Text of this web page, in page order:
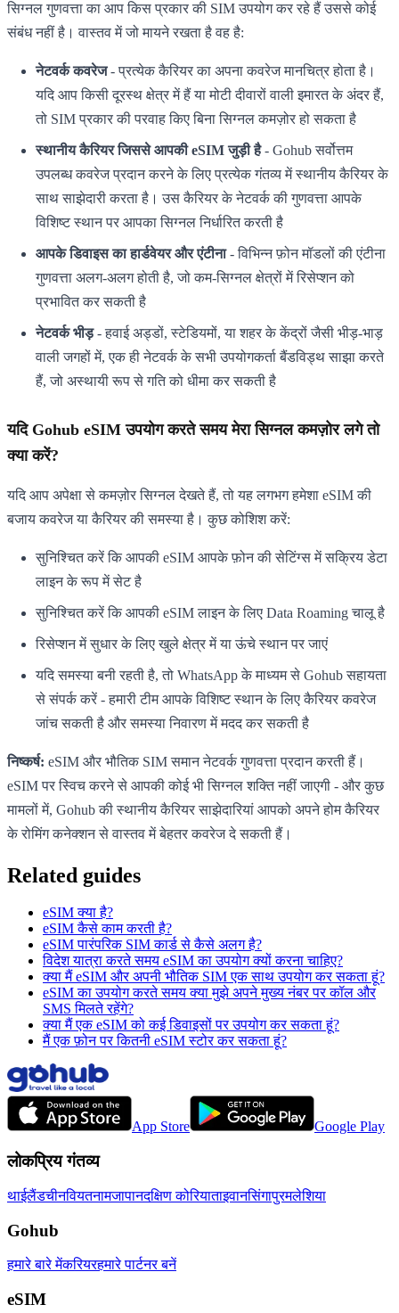
सिग्नल गुणवत्ता का आप किस प्रकार की SIM उपयोग कर रहे हैं उससे कोई
संबंध नहीं है। वास्तव में जो मायने रखता है वह है:
नेटवर्क कवरेज- प्रत्येक कैरियर का अपना कवरेज मानचित्र होता है।
यदि आप किसी दूरस्थ क्षेत्र में हैं या मोटी दीवारों वाली इमारत के अंदर हैं,
तो SIM प्रकार की परवाह किए बिना सिग्नल कमज़ोर हो सकता है
स्थानीय कैरियर जिससे आपकी eSIM जुड़ी है- Gohub सर्वोत्तम
उपलब्ध कवरेज प्रदान करने के लिए प्रत्येक गंतव्य में स्थानीय कैरियर के
साथ साझेदारी करता है। उस कैरियर के नेटवर्क की गुणवत्ता आपके
विशिष्ट स्थान पर आपका सिग्नल निर्धारित करती है
आपके डिवाइस का हार्डवेयर और एंटीना- विभिन्न फ़ोन मॉडलों की एंटीना
गुणवत्ता अलग-अलग होती है, जो कम-सिग्नल क्षेत्रों में रिसेप्शन को
प्रभावित कर सकती है
नेटवर्क भीड़- हवाई अड्डों, स्टेडियमों, या शहर के केंद्रों जैसी भीड़-भाड़
वाली जगहों में, एक ही नेटवर्क के सभी उपयोगकर्ता बैंडविड्थ साझा करते
हैं, जो अस्थायी रूप से गति को धीमा कर सकती है
यदि Gohub eSIM उपयोग करते समय मेरा सिग्नल कमज़ोर लगे तो
क्या करें?
यदि आप अपेक्षा से कमज़ोर सिग्नल देखते हैं, तो यह लगभग हमेशा eSIM की
बजाय कवरेज या कैरियर की समस्या है। कुछ कोशिश करें:
सुनिश्चित करें कि आपकी eSIM आपके फ़ोन की सेटिंग्स में सक्रिय डेटा
लाइन के रूप में सेट है
सुनिश्चित करें कि आपकी eSIM लाइन के लिए Data Roaming चालू है
रिसेप्शन में सुधार के लिए खुले क्षेत्र में या ऊंचे स्थान पर जाएं
यदि समस्या बनी रहती है, तो WhatsApp के माध्यम से Gohub सहायता
से संपर्क करें - हमारी टीम आपके विशिष्ट स्थान के लिए कैरियर कवरेज
जांच सकती है और समस्या निवारण में मदद कर सकती है
निष्कर्ष: eSIM और भौतिक SIM समान नेटवर्क गुणवत्ता प्रदान करती हैं।
eSIM पर स्विच करने से आपकी कोई भी सिग्नल शक्ति नहीं जाएगी - और कुछ
मामलों में, Gohub की स्थानीय कैरियर साझेदारियां आपको अपने होम कैरियर
के रोमिंग कनेक्शन से वास्तव में बेहतर कवरेज दे सकती हैं।
Related guides
eSIM क्या है?
eSIM कैसे काम करती है?
eSIM पारंपरिक SIM कार्ड से कैसे अलग है?
विदेश यात्रा करते समय eSIM का उपयोग क्यों करना चाहिए?
क्या मैं eSIM और अपनी भौतिक SIM एक साथ उपयोग कर सकता हूं?
eSIM का उपयोग करते समय क्या मुझे अपने मुख्य नंबर पर कॉल और
SMS मिलते रहेंगे?
क्या मैं एक eSIM को कई डिवाइसों पर उपयोग कर सकता हूं?
मैं एक फ़ोन पर कितनी eSIM स्टोर कर सकता हूं?
App Store Google Play
लोकप्रिय गंतव्य
थाईलैंडचीनवियतनामजापानदक्षिण कोरियाताइवानसिंगापुरमलेशिया
Gohub
हमारे बारे मेंकरियरहमारे पार्टनर बनें
eSIM